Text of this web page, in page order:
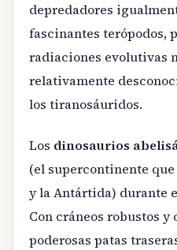
depredadores
fascinantes terópodos,
radiaciones evolutivas
relativamente
los tiranosáuridos.
Los dinosaurios
(el supercontinente
y la Antártida) durante
Con cráneos robustos
poderosas patas